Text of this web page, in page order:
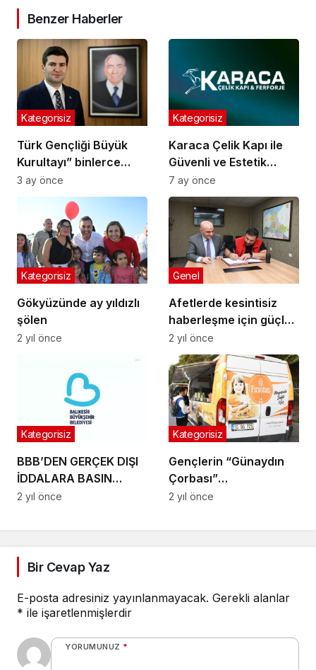
Benzer Haberler
Türk Gençliği Büyük
Kurultayı” binlerce
genci Ankara’da
buluşturacak
Kategorisiz
3 ay önce
Karaca Çelik Kapı ile
Güvenli ve Estetik
Yaşam Alanları
Kategorisiz
7 ay önce
Gökyüzünde ay yıldızlı
şölen
Kategorisiz
2 yıl önce
Afetlerde kesintisiz
haberleşme için güçlü
iş birliği
Genel
2 yıl önce
BBB’DEN GERÇEK DIŞI
İDDALARA BASIN
AÇIKLAMASI
Kategorisiz
2 yıl önce
Gençlerin “Günaydın
Çorbası”
Büyükşehir’den
Kategorisiz
2 yıl önce
Bir Cevap Yaz
E-posta adresiniz yayınlanmayacak. Gerekli alanlar
* ile işaretlenmişlerdir
YORUMUNUZ *